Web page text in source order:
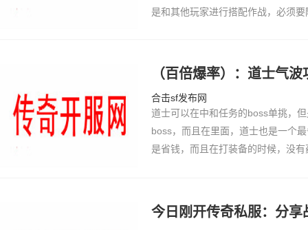
是和其他玩家进行搭配作战，必须
合实际情…
（百倍爆率）：道士气
合击sf发布网
道士可以在中和任务的boss单挑，
boss，而且在里面，道士也是一个
是省钱，而且在打装备的时候，没
今日刚开传奇私服：分享